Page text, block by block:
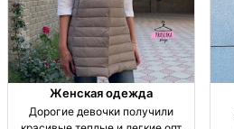
Женская одежда
Дорогие девочки получили